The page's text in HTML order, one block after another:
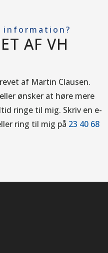
information?
AF VH
af Martin Clausen.
ønsker at høre mere
ringe til mig. Skriv en e-
ring til mig på 23 40 68